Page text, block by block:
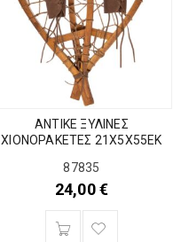
ΑΝΤΙΚΕ ΞΥΛΙΝΕΣ
ΧΙΟΝΟΡΑΚΕΤΕΣ 21Χ5Χ55ΕΚ
87835
24,00€